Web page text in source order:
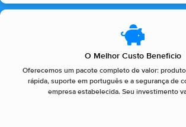
O Melhor Custo Beneficio
Oferecemos um pacote completo de valor:
rápida, suporte em português e a segurança de
empresa estabelecida. Seu investimento